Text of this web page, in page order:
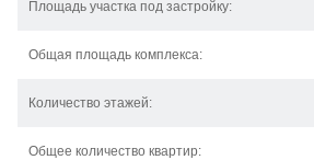
Площадь участка под застройку:
Общая площадь комплекса:
Количество этажей:
Общее количество квартир: